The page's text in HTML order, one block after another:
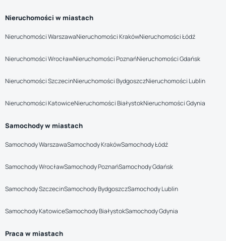
Nieruchomości w miastach
Nieruchomości WarszawaNieruchomości KrakówNieruchomości Łódź
Nieruchomości WrocławNieruchomości PoznańNieruchomości Gdańsk
Nieruchomości SzczecinNieruchomości BydgoszczNieruchomości Lublin
Nieruchomości KatowiceNieruchomości BiałystokNieruchomości Gdynia
Samochody w miastach
Samochody WarszawaSamochody KrakówSamochody Łódź
Samochody WrocławSamochody PoznańSamochody Gdańsk
Samochody SzczecinSamochody BydgoszczSamochody Lublin
Samochody KatowiceSamochody BiałystokSamochody Gdynia
Praca w miastach